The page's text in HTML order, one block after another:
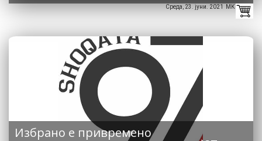
Среда, 23. јуни. 2021 MK
Избрано е привремено